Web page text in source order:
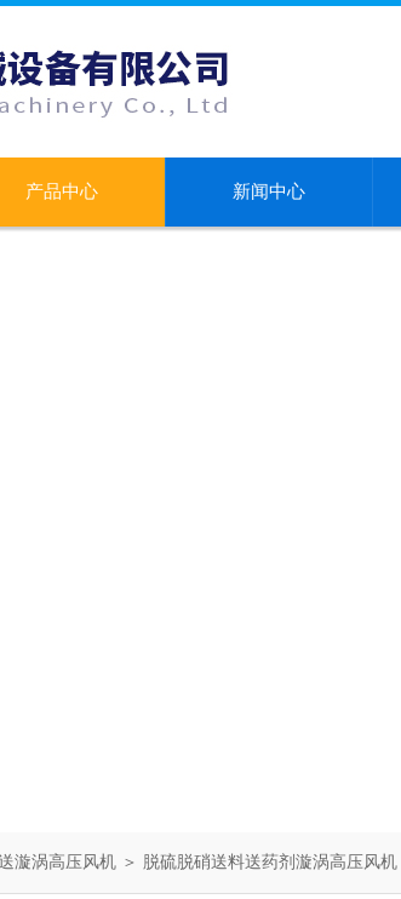
产品中心 新闻中心
漩涡高压风机 ＞ 脱硫脱硝送料送药剂漩涡高压风机